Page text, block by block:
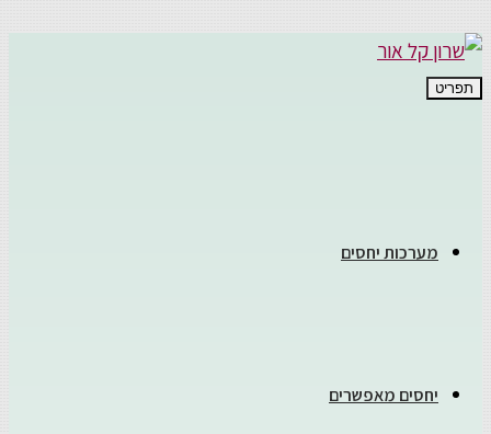
תפריט
מערכות יחסים
יחסים מאפשרים